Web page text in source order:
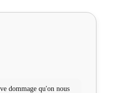
dommage qu'on nous